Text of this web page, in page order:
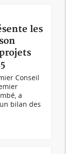
les
Conseil
a
bilan des